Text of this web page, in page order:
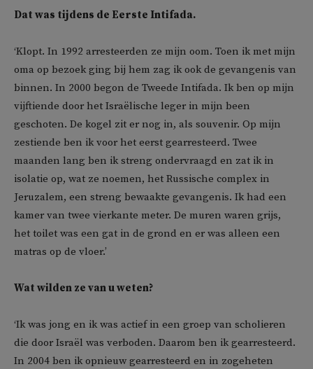
Dat was tijdens de Eerste Intifada.
‘Klopt. In 1992 arresteerden ze mijn oom. Toen ik met mijn
oma op bezoek ging bij hem zag ik ook de gevangenis van
binnen. In 2000 begon de Tweede Intifada. Ik ben op mijn
vijftiende door het Israëlische leger in mijn been
geschoten. De kogel zit er nog in, als souvenir. Op mijn
zestiende ben ik voor het eerst gearresteerd. Twee
maanden lang ben ik streng ondervraagd en zat ik in
isolatie op, wat ze noemen, het Russische complex in
Jeruzalem, een streng bewaakte gevangenis. Ik had een
kamer van twee vierkante meter. De muren waren grijs,
het toilet was een gat in de grond en er was alleen een
matras op de vloer.’
Wat wilden ze van u weten?
‘Ik was jong en ik was actief in een groep van scholieren
die door Israël was verboden. Daarom ben ik gearresteerd.
In 2004 ben ik opnieuw gearresteerd en in zogeheten